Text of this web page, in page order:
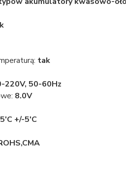
tak
220V, 50-60Hz
8.0V
+/-5'C